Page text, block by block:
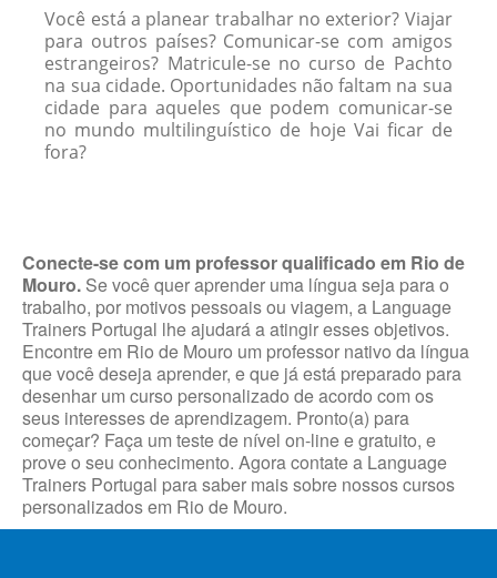
Você está a planear trabalhar no exterior? Viajar
para outros países? Comunicar-se com amigos
estrangeiros? Matricule-se no curso de Pachto
na sua cidade. Oportunidades não faltam na sua
cidade para aqueles que podem comunicar-se
no mundo multilinguístico de hoje Vai ficar de
fora?
Conecte-se com um professor qualificado em Rio de
Mouro. Se você quer aprender uma língua seja para o
trabalho, por motivos pessoais ou viagem, a Language
Trainers Portugal lhe ajudará a atingir esses objetivos.
Encontre em Rio de Mouro um professor nativo da língua
que você deseja aprender, e que já está preparado para
desenhar um curso personalizado de acordo com os
seus interesses de aprendizagem. Pronto(a) para
começar? Faça um teste de nível on-line e gratuito, e
prove o seu conhecimento. Agora contate a Language
Trainers Portugal para saber mais sobre nossos cursos
personalizados em Rio de Mouro.